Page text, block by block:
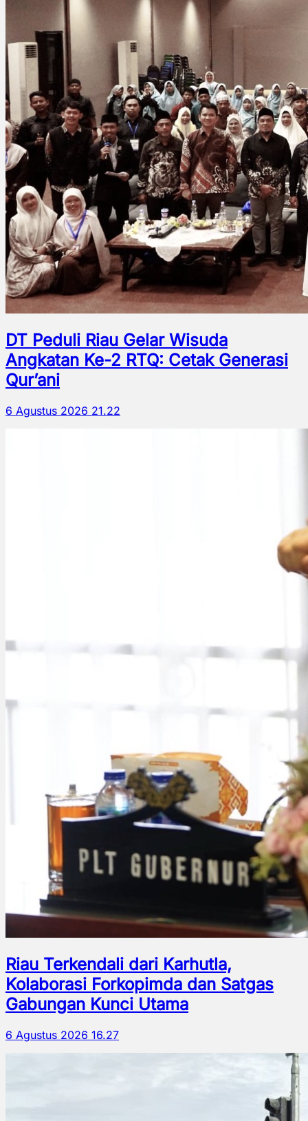
DT Peduli Riau Gelar Wisuda
Angkatan Ke-2 RTQ: Cetak Generasi
Qur’ani
6 Agustus 2026 21.22
Riau Terkendali dari Karhutla,
Kolaborasi Forkopimda dan Satgas
Gabungan Kunci Utama
6 Agustus 2026 16.27